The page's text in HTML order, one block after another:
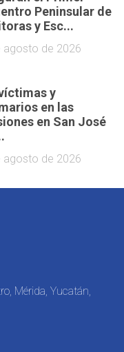
Peninsular de
y Esc...
agosto de 2026
y
en las
en San José
agosto de 2026
Mérida, Yucatán,